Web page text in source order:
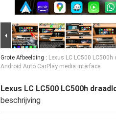
Grote Afbeelding : Lexus LC LC500 LC500h
Android Auto CarPlay media interface
Lexus LC LC500 LC500h
beschrijving